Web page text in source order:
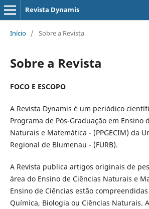
Revista Dynamis
Início / Sobre a Revista
Sobre a Revista
FOCO E ESCOPO
A Revista Dynamis é um periódico
Programa de Pós-Graduação em Ensino
Naturais e Matemática - (PPGECIM) da
Regional de Blumenau - (FURB).
A Revista publica artigos originais de
área do Ensino de Ciências Naturais e
Ensino de Ciências estão
Química, Biologia ou Ciências Naturais.